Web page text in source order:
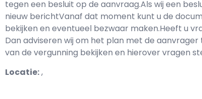
tegen een besluit op de aanvraag.Als wij een
nieuw berichtVanaf dat moment kunt u de
bekijken en eventueel bezwaar maken.Heeft u
Dan adviseren wij om het plan met de
van de vergunning bekijken en hierover vragen
Locatie:,